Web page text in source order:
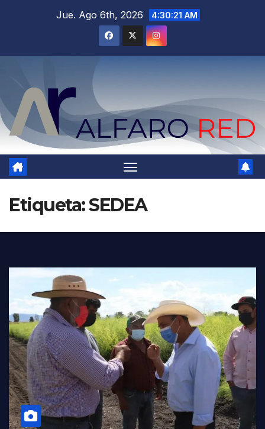
Jue. Ago 6th, 2026 4:30:23 AM
Etiqueta:SEDEA